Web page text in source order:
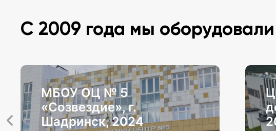
С 2009 года мы
МБОУ ОЦ № 5
«Созвездие», г.
Шадринск, 2024